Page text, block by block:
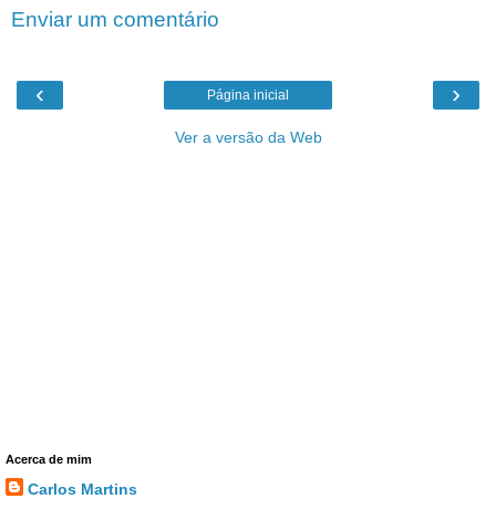
Enviar um comentário
‹ ›
Página inicial
Ver a versão da Web
Acerca de mim
Carlos Martins